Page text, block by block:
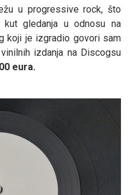
u progressive rock, što
kut gledanja u odnosu na
koji je izgradio govori sam
izdanja na Discogsu
eura.